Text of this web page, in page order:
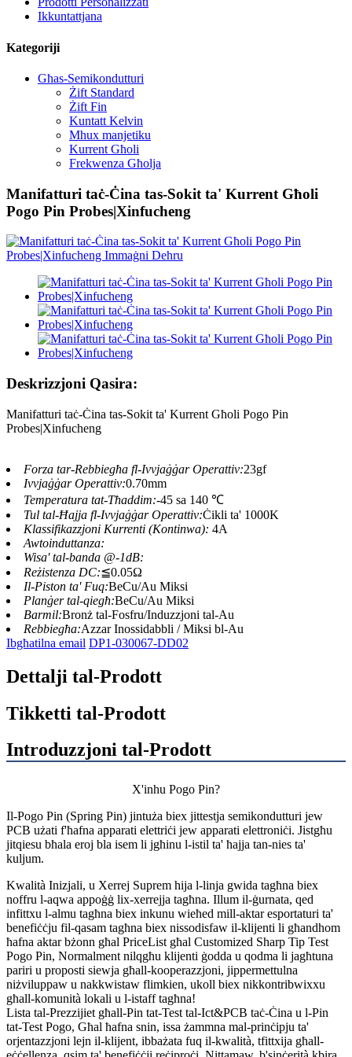
Ikkuntattjana
Kategoriji
Għas-Semikondutturi
Żift Standard
Żift Fin
Kuntatt Kelvin
Mhux manjetiku
Kurrent Għoli
Frekwenza Għolja
Manifatturi taċ-Ċina tas-Sokit ta' Kurrent Għoli
Pogo Pin Probes|Xinfucheng
Deskrizzjoni Qasira:
Manifatturi taċ-Ċina tas-Sokit ta' Kurrent Għoli Pogo Pin
Probes|Xinfucheng
Forza tar-Rebbiegħa fl-Ivvjaġġar Operattiv:23gf
Ivvjaġġar Operattiv:0.70mm
Temperatura tat-Tħaddim:-45 sa 140 ℃
Tul tal-Ħajja fl-Ivvjaġġar Operattiv:Ċikli ta' 1000K
Klassifikazzjoni Kurrenti (Kontinwa): 4A
Awtoinduttanza:
Wisa' tal-banda @-1dB:
Reżistenza DC:≦0.05Ω
Il-Piston ta' Fuq:BeCu/Au Miksi
Planġer tal-qiegħ:BeCu/Au Miksi
Barmil:Bronż tal-Fosfru/Induzzjoni tal-Au
Rebbiegħa:Azzar Inossidabbli / Miksi bl-Au
Ibgħatilna email DP1-030067-DD02
Dettalji tal-Prodott
Tikketti tal-Prodott
Introduzzjoni tal-Prodott
X'inhu Pogo Pin?
Il-Pogo Pin (Spring Pin) jintuża biex jittestja semikondutturi jew
PCB użati f'ħafna apparati elettriċi jew apparati elettroniċi. Jistgħu
jitqiesu bħala eroj bla isem li jgħinu l-istil ta' ħajja tan-nies ta'
kuljum.
Kwalità Inizjali, u Xerrej Suprem hija l-linja gwida tagħna biex
noffru l-aqwa appoġġ lix-xerrejja tagħna. Illum il-ġurnata, qed
infittxu l-almu tagħna biex inkunu wieħed mill-aktar esportaturi ta'
benefiċċju fil-qasam tagħna biex nissodisfaw il-klijenti li għandhom
ħafna aktar bżonn għal PriceList għal Customized Sharp Tip Test
Pogo Pin, Normalment nilqgħu klijenti ġodda u qodma li jagħtuna
pariri u proposti siewja għall-kooperazzjoni, jippermettulna
niżviluppaw u nakkwistaw flimkien, ukoll biex nikkontribwixxu
għall-komunità lokali u l-istaff tagħna!
Lista tal-Prezzijiet għall-Pin tat-Test tal-Ict&PCB taċ-Ċina u l-Pin
tat-Test Pogo, Għal ħafna snin, issa żammna mal-prinċipju ta'
orjentazzjoni lejn il-klijent, ibbażata fuq il-kwalità, tfittxija għall-